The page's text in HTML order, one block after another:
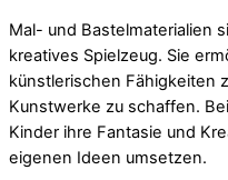
Mal- und Bastelmaterialien
kreatives Spielzeug. Sie
künstlerischen Fähigkeiten
Kunstwerke zu schaffen.
Kinder ihre Fantasie und
eigenen Ideen umsetzen.